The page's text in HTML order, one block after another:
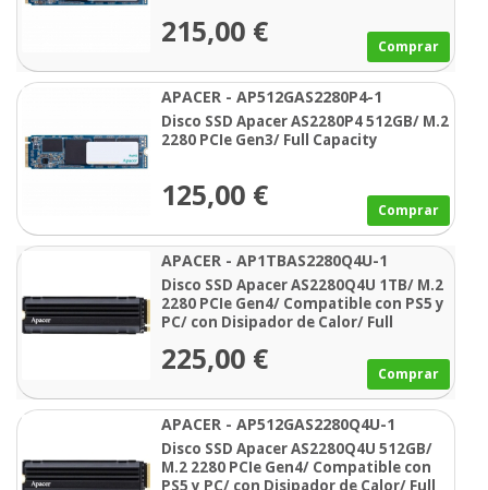
215,00 € Comprar
APACER - AP512GAS2280P4-1
Disco SSD Apacer AS2280P4 512GB/ M.2
2280 PCIe Gen3/ Full Capacity
125,00 € Comprar
APACER - AP1TBAS2280Q4U-1
Disco SSD Apacer AS2280Q4U 1TB/ M.2
2280 PCIe Gen4/ Compatible con PS5 y
PC/ con Disipador de Calor/ Full
225,00 € Comprar
APACER - AP512GAS2280Q4U-1
Disco SSD Apacer AS2280Q4U 512GB/
M.2 2280 PCIe Gen4/ Compatible con